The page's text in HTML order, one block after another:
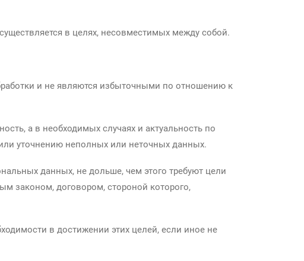
в целях, несовместимых между собой.
и не являются избыточными по отношению к
а в необходимых случаях и актуальность по
уточнению неполных или неточных данных.
данных, не дольше, чем этого требуют цели
законом, договором, стороной которого,
в достижении этих целей, если иное не